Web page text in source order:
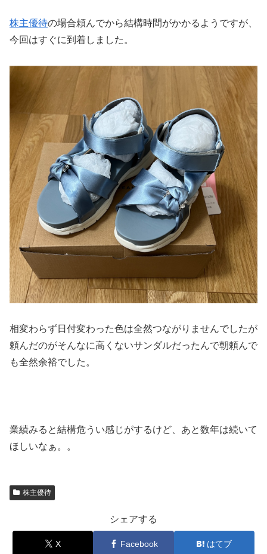
株主優待の場合頼んでから結構時間がかかるようですが、
今回はすぐに到着しました。
相変わらず日付変わった色は全然つながりませんでしたが
頼んだのがそんなに高くないサンダルだったんで朝頼んで
も全然余裕でした。
業績みると結構危うい感じがするけど、あと数年は続いて
ほしいなぁ。。
株主優待
シェアする
X Facebook はてブ